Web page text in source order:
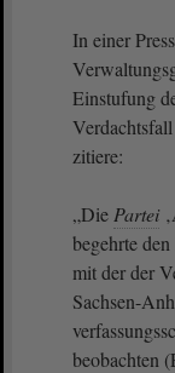
In einer
Einstufung
zitiere:
„Die Partei
begehrte
mit der der
Sachsen-
beobachten